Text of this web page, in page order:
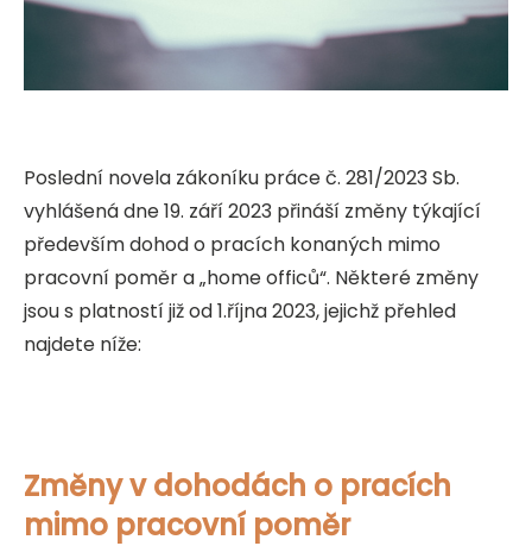
Poslední novela zákoníku práce č. 281/2023 Sb.
vyhlášená dne 19. září 2023 přináší změny týkající
především dohod o pracích konaných mimo
pracovní poměr a „home officů“. Některé změny
jsou s platností již od 1.října 2023, jejichž přehled
najdete níže:
Změny v dohodách o pracích
mimo pracovní poměr